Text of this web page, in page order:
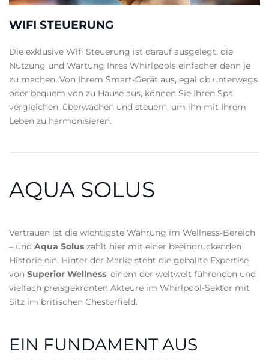
WIFI STEUERUNG
Die exklusive Wifi Steuerung ist darauf ausgelegt, die
Nutzung und Wartung Ihres Whirlpools einfacher denn je
zu machen. Von Ihrem Smart-Gerät aus, egal ob unterwegs
oder bequem von zu Hause aus, können Sie Ihren Spa
vergleichen, überwachen und steuern, um ihn mit Ihrem
Leben zu harmonisieren.
AQUA SOLUS
Vertrauen ist die wichtigste Währung im Wellness-Bereich
– und Aqua Solus zahlt hier mit einer beeindruckenden
Historie ein. Hinter der Marke steht die geballte Expertise
von Superior Wellness, einem der weltweit führenden und
vielfach preisgekrönten Akteure im Whirlpool-Sektor mit
Sitz im britischen Chesterfield.
EIN FUNDAMENT AUS